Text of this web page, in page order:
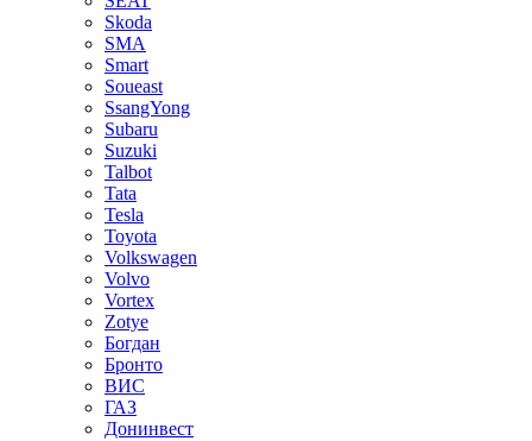
Skoda
SMA
Smart
Soueast
SsangYong
Subaru
Suzuki
Talbot
Tata
Tesla
Toyota
Volkswagen
Volvo
Vortex
Zotye
Богдан
Бронто
ВИС
ГАЗ
Донинвест